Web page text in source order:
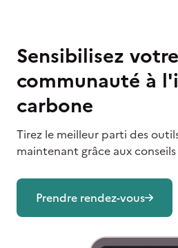
Sensibilisez votre
communauté à
carbone
Tirez le meilleur parti des
maintenant grâce aux
Prendre rendez-vous